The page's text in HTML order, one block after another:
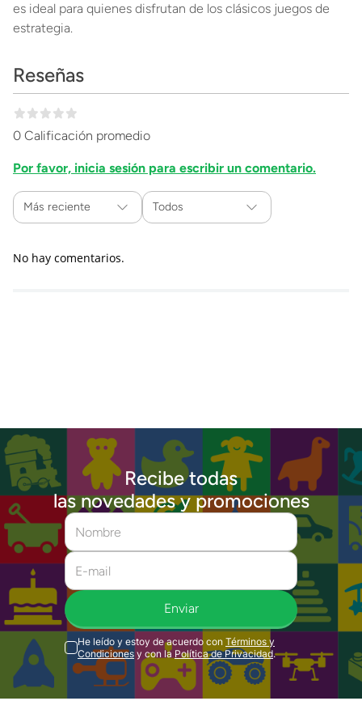
es ideal para quienes disfrutan de los clásicos juegos de
estrategia.
Reseñas
0 Calificación promedio
Por favor, inicia sesión para escribir un comentario.
Más reciente Todos
No hay comentarios.
Recibe todas
las novedades y promociones
Enviar
He leído y estoy de acuerdo con Términos y
Condiciones y con la Política de Privacidad.